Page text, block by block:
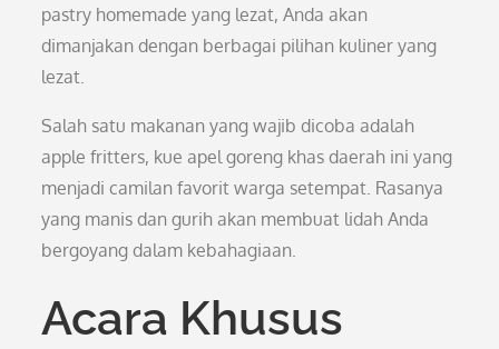
pastry homemade yang lezat, Anda akan
dimanjakan dengan berbagai pilihan kuliner yang
lezat.
Salah satu makanan yang wajib dicoba adalah
apple fritters, kue apel goreng khas daerah ini yang
menjadi camilan favorit warga setempat. Rasanya
yang manis dan gurih akan membuat lidah Anda
bergoyang dalam kebahagiaan.
Acara Khusus